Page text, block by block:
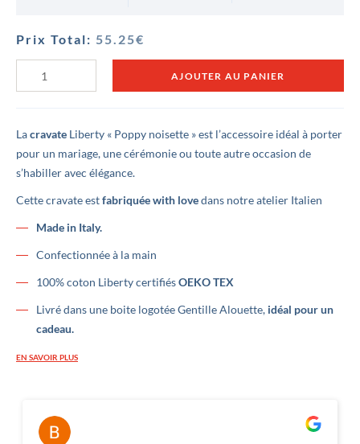
Prix Total: 55.25€
Cravate
noisette
AJOUTER AU PANIER
Lacravate Liberty « Poppy noisette » est l’accessoire idéal à porter
pour un mariage, une cérémonie ou toute autre occasion de
s’habiller avec élégance.
Cette cravate estfabriquée with lovedans notre atelier Italien
Made in Italy.
Confectionnée à la main
100% coton Liberty certifiésOEKO TEX
Livré dans une boite logotée Gentille Alouette, idéal pour un
cadeau.
EN SAVOIR PLUS